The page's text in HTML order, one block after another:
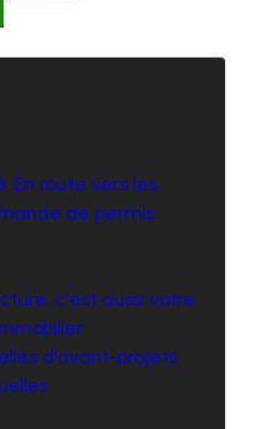
En route vers les
de permis
c'est aussi votre
d'avant-projets